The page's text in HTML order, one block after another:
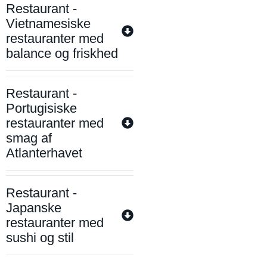
Restaurant -
Vietnamesiske
restauranter med
balance og friskhed
Restaurant -
Portugisiske
restauranter med
smag af
Atlanterhavet
Restaurant -
Japanske
restauranter med
sushi og stil